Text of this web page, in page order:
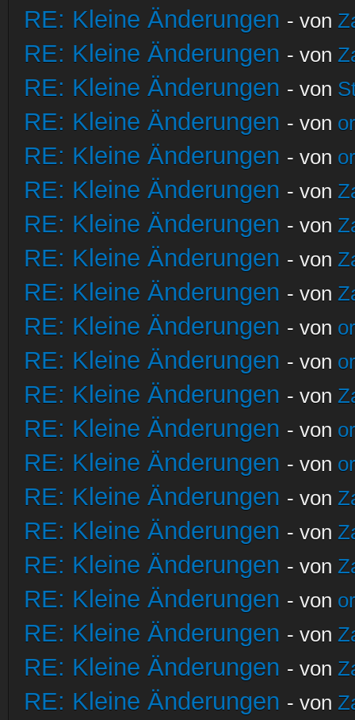
RE: Kleine Änderungen - von
RE: Kleine Änderungen - von
RE: Kleine Änderungen - von
RE: Kleine Änderungen - von
RE: Kleine Änderungen - von
RE: Kleine Änderungen - von
RE: Kleine Änderungen - von
RE: Kleine Änderungen - von
RE: Kleine Änderungen - von
RE: Kleine Änderungen - von
RE: Kleine Änderungen - von
RE: Kleine Änderungen - von
RE: Kleine Änderungen - von
RE: Kleine Änderungen - von
RE: Kleine Änderungen - von
RE: Kleine Änderungen - von
RE: Kleine Änderungen - von
RE: Kleine Änderungen - von
RE: Kleine Änderungen - von
RE: Kleine Änderungen - von
RE: Kleine Änderungen - von